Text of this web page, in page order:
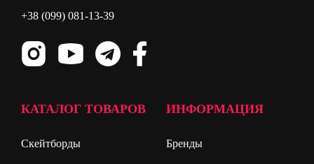
+38 (099) 081-13-39
КАТАЛОГ ТОВАРОВ
Скейтборды
ИНФОРМАЦИЯ
Бренды